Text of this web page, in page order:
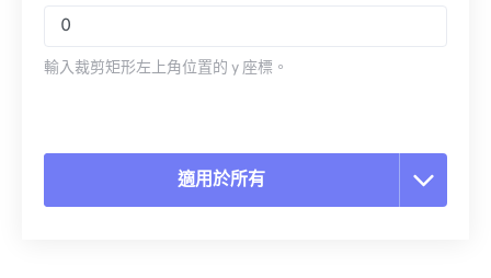
輸入裁剪矩形左上角位置的 y 座標。
適用於所有